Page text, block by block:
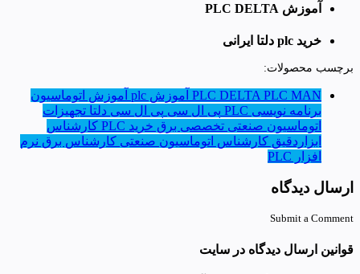
آموزش PLC DELTA
خرید plc دلتا ایرانی
برچسب محصولات:
PLC DELTA PLC MAN آموزش plc
آموزش اتوماسیون
برنامه نویسی PLC
پی ال سی پی ال سی دلتا تجهیزات
اتوماسیون صنعتی تخصصی برق خرید PLC
کارشناس
ابزاردقیق کارشناس اتوماسیون صنعتی کارشناس برق نرم
افزار PLC
ارسال دیدگاه
Submit a Comment
قوانین ارسال دیدگاه در سایت